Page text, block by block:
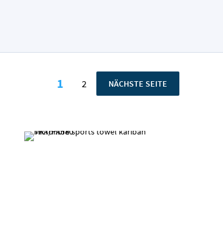
Sie lesen gerade die Seite
1 Seite
2 SEITE
NÄCHSTE SEITE